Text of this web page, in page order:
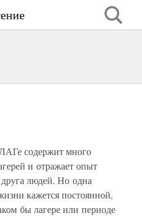
содержит много
и отражает опыт
людей. Но одна
кажется постоянной,
бы лагере или периоде